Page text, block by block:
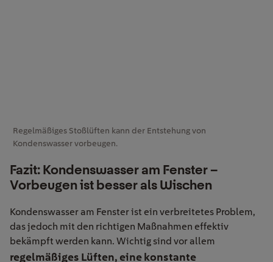
Regelmäßiges Stoßlüften kann der Entstehung von
Kondenswasser vorbeugen.
Fazit: Kondenswasser am Fenster –
Vorbeugen ist besser als Wischen
Kondenswasser am Fenster ist ein verbreitetes Problem,
das jedoch mit den richtigen Maßnahmen effektiv
bekämpft werden kann. Wichtig sind vor allem
regelmäßiges Lüften, eine konstante